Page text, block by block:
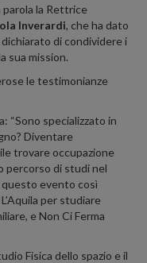
parola la Rettrice
Inverardi, che ha dato
di condividere i
sua mission.
le testimonianze
“Sono specializzato in
Diventare
trovare occupazione
percorso di studi nel
evento così
per studiare
e Non Ci Ferma
Fisica dello spazio e il